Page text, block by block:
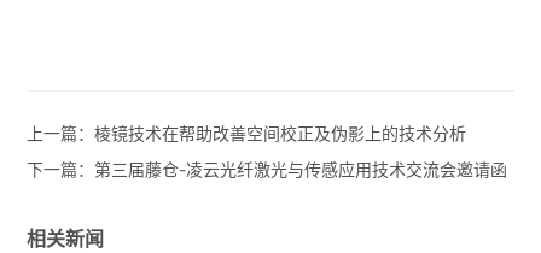
上一篇：棱镜技术在帮助改善空间校正及伪影上的技术分析
下一篇： 第三届藤仓-凌云光纤激光与传感应用技术交流会邀请函
相关新闻